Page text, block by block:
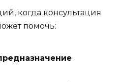
когда консультация
помочь: